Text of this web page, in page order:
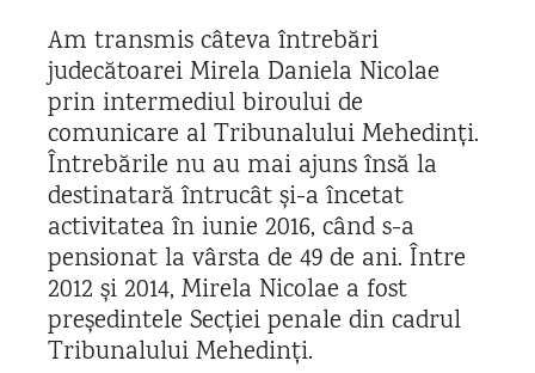
Am transmis câteva întrebări
judecătoarei Mirela Daniela Nicolae
prin intermediul biroului de
comunicare al Tribunalului Mehedinți.
Întrebările nu au mai ajuns însă la
destinatară întrucât și-a încetat
activitatea în iunie 2016, când s-a
pensionat la vârsta de 49 de ani. Între
2012 și 2014, Mirela Nicolae a fost
președintele Secției penale din cadrul
Tribunalului Mehedinți.